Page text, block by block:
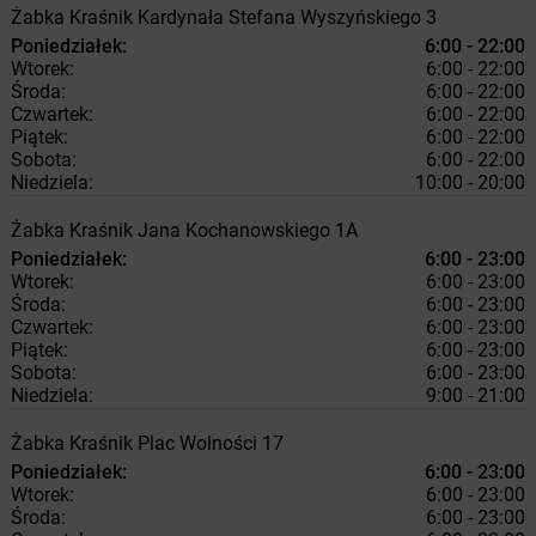
Żabka Kraśnik Kardynała Stefana Wyszyńskiego 3
Poniedziałek:
6:00 - 22:00
Wtorek:
6:00 - 22:00
Środa:
6:00 - 22:00
Czwartek:
6:00 - 22:00
Piątek:
6:00 - 22:00
Sobota:
6:00 - 22:00
Niedziela:
10:00 - 20:00
Żabka Kraśnik Jana Kochanowskiego 1A
Poniedziałek:
6:00 - 23:00
Wtorek:
6:00 - 23:00
Środa:
6:00 - 23:00
Czwartek:
6:00 - 23:00
Piątek:
6:00 - 23:00
Sobota:
6:00 - 23:00
Niedziela:
9:00 - 21:00
Żabka Kraśnik Plac Wolności 17
Poniedziałek:
6:00 - 23:00
Wtorek:
6:00 - 23:00
Środa:
6:00 - 23:00